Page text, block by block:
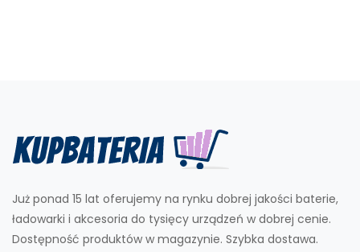
Już ponad 15 lat oferujemy na rynku dobrej jakości baterie,
ładowarki i akcesoria do tysięcy urządzeń w dobrej cenie.
Dostępność produktów w magazynie. Szybka dostawa.